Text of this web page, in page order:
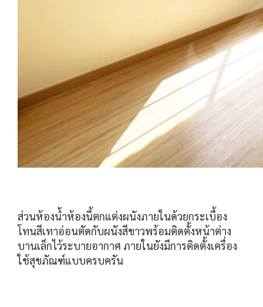
ส่วนห้องน้ำห้องนี้ตกแต่งผนังภายในด้วยกระเบื้อง
โทนสีเทาอ่อนตัดกับผนังสีขาวพร้อมติดตั้งหน้าต่าง
บานเล็กไว้ระบายอากาศ ภายในยังมีการติดตั้งเครื่อง
ใช้สุขภัณฑ์แบบครบครัน